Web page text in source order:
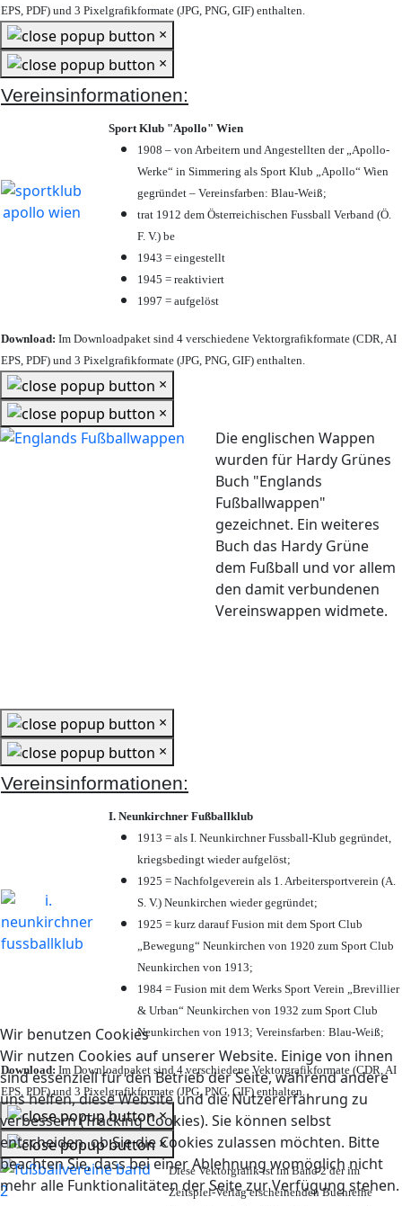
Wir benutzen Cookies
Wir nutzen Cookies auf unserer Website. Einige von ihnen
sind essenziell für den Betrieb der Seite, während andere
uns helfen, diese Website und die Nutzererfahrung zu
verbessern (Tracking Cookies). Sie können selbst
entscheiden, ob Sie die Cookies zulassen möchten. Bitte
beachten Sie, dass bei einer Ablehnung womöglich nicht
mehr alle Funktionalitäten der Seite zur Verfügung stehen.
EPS, PDF) und 3 Pixelgrafikformate (JPG, PNG, GIF) enthalten.
×
×
Vereinsinformationen:
Sport Klub "Apollo" Wien
1908 – von Arbeitern und Angestellten der „Apollo-
Werke“ in Simmering als Sport Klub „Apollo“ Wien
gegründet – Vereinsfarben: Blau-Weiß;
trat 1912 dem Österreichischen Fussball Verband (Ö.
F. V.) be
1943 = eingestellt
1945 = reaktiviert
1997 = aufgelöst
Download: Im Downloadpaket sind 4 verschiedene Vektorgrafikformate (CDR, AI
EPS, PDF) und 3 Pixelgrafikformate (JPG, PNG, GIF) enthalten.
×
×
Die englischen Wappen
wurden für Hardy Grünes
Buch "Englands
Fußballwappen"
gezeichnet. Ein weiteres
Buch das Hardy Grüne
dem Fußball und vor allem
den damit verbundenen
Vereinswappen widmete.
×
×
Vereinsinformationen:
I. Neunkirchner Fußballklub
1913 = als I. Neunkirchner Fussball-Klub gegründet,
kriegsbedingt wieder aufgelöst;
1925 = Nachfolgeverein als 1. Arbeitersportverein (A.
S. V.) Neunkirchen wieder gegründet;
1925 = kurz darauf Fusion mit dem Sport Club
„Bewegung“ Neunkirchen von 1920 zum Sport Club
Neunkirchen von 1913;
1984 = Fusion mit dem Werks Sport Verein „Brevillier
& Urban“ Neunkirchen von 1932 zum Sport Club
Neunkirchen von 1913; Vereinsfarben: Blau-Weiß;
Download: Im Downloadpaket sind 4 verschiedene Vektorgrafikformate (CDR, AI
EPS, PDF) und 3 Pixelgrafikformate (JPG, PNG, GIF) enthalten.
×
×
Diese Vektorgrafik ist im Band 2 der im
Zeitspiel-Verlag erscheinenden Buchreihe